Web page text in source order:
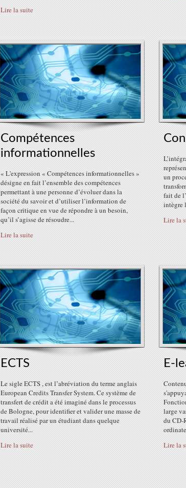
Lire la suite
Compétences
informationnelles
« L'expression « Compétences informationnelles »
désigne en fait l’ensemble des compétences
permettant à une personne d’évoluer dans la
société du savoir et d’utiliser l’information de
façon critique en vue de répondre à un besoin,
qu’il s’agisse de résoudre...
Lire la suite
un
fait de
intègre
Lire la
ECTS
Le sigle ECTS , est l’abréviation du terme anglais
European Credits Transfer System. Ce système de
transfert de crédit a été imaginé dans le processus
de Bologne, pour identifier et valider une masse de
travail réalisé par un étudiant dans quelque
université...
Lire la suite
E-
large
du CD-
Lire la